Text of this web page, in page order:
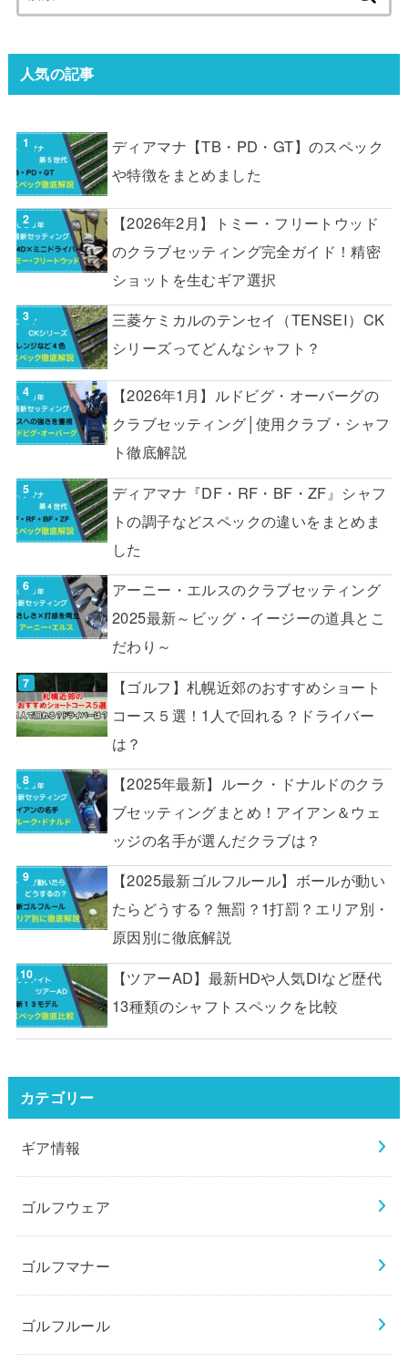
索:
人気の記事
ディアマナ【TB・PD・GT】のスペック
や特徴をまとめました
【2026年2月】トミー・フリートウッド
のクラブセッティング完全ガイド！精密
ショットを生むギア選択
三菱ケミカルのテンセイ（TENSEI）CK
シリーズってどんなシャフト？
【2026年1月】ルドビグ・オーバーグの
クラブセッティング│使用クラブ・シャフ
ト徹底解説
ディアマナ『DF・RF・BF・ZF』シャフ
トの調子などスペックの違いをまとめま
した
アーニー・エルスのクラブセッティング
2025最新～ビッグ・イージーの道具とこ
だわり～
【ゴルフ】札幌近郊のおすすめショート
コース５選！1人で回れる？ドライバー
は？
【2025年最新】ルーク・ドナルドのクラ
ブセッティングまとめ！アイアン＆ウェ
ッジの名手が選んだクラブは？
【2025最新ゴルフルール】ボールが動い
たらどうする？無罰？1打罰？エリア別・
原因別に徹底解説
【ツアーAD】最新HDや人気DIなど歴代
13種類のシャフトスペックを比較
カテゴリー
ギア情報
ゴルフウェア
ゴルフマナー
ゴルフルール